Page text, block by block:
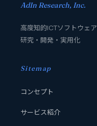
AdIn Research, Inc.
高度知的ICTソフトウェ
研究・開発・実用化
Sitemap
コンセプト
サービス紹介